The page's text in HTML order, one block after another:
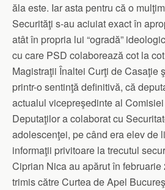
ăla este. Iar asta pentru că o
Securităţi s-au aciuiat exact în
atât în propria lui “ogradă”
cu care PSD colaborează cot la
Magistraţii Înaltei Curţi de Casaţie
printr-o sentinţă definitivă, că
actualul vicepreşedinte al
Deputaţilor a colaborat cu
adolescenţei, pe când era elev de
informaţii privitoare la trecutul
Ciprian Nica au apărut în
trimis către Curtea de Apel